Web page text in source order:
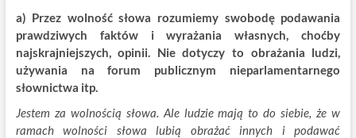
a) Przez wolność słowa rozumiemy swobodę podawania
prawdziwych faktów i wyrażania własnych, choćby
najskrajniejszych, opinii. Nie dotyczy to obrażania ludzi,
używania na forum publicznym nieparlamentarnego
słownictwa itp.
Jestem za wolnością słowa. Ale ludzie mają to do siebie, że w
ramach wolności słowa lubią obrażać innych i podawać